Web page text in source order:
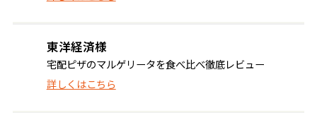
東洋経済様
宅配ピザのマルゲリータを食べ比べ徹底レビュー
詳しくはこちら